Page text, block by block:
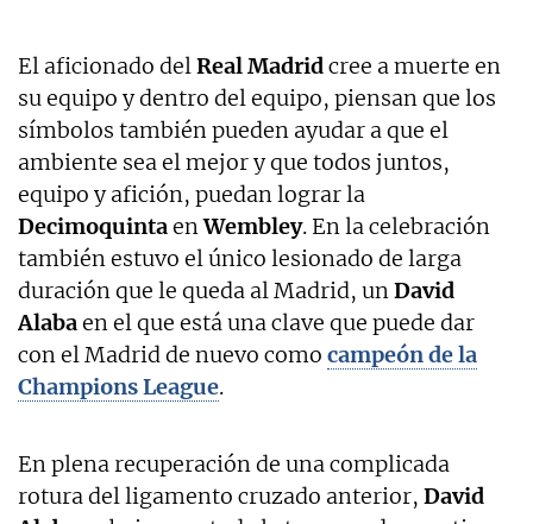
El aficionado delReal Madridcree a muerte en
su equipo y dentro del equipo, piensan que los
símbolos también pueden ayudar a que el
ambiente sea el mejor y que todos juntos,
equipo y afición, puedan lograr la
DecimoquintaenWembley. En la celebración
también estuvo el único lesionado de larga
duración que le queda al Madrid, unDavid
Alabaen el que está una clave que puede dar
con el Madrid de nuevo como campeón de la
Champions League.
En plena recuperación de una complicada
rotura del ligamento cruzado anterior, David